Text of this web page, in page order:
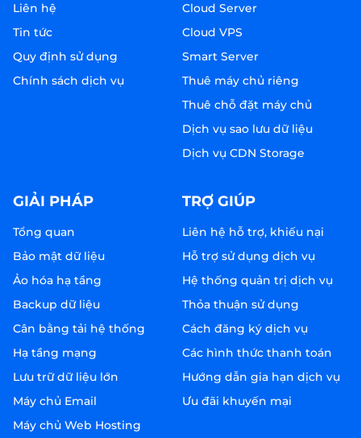
Liên hệ
Tin tức
Quy định sử dụng
Chính sách dịch vụ
Cloud Server
Cloud VPS
Smart Server
Thuê máy chủ riêng
Thuê chỗ đặt máy chủ
Dịch vụ sao lưu dữ liệu
Dịch vụ CDN Storage
GIẢI PHÁP
Tổng quan
Bảo mật dữ liệu
Ảo hóa hạ tầng
Backup dữ liệu
Cân bằng tải hệ thống
Hạ tầng mạng
Lưu trữ dữ liệu lớn
Máy chủ Email
Máy chủ Web Hosting
TRỢ GIÚP
Liên hệ hỗ trợ, khiếu nại
Hỗ trợ sử dụng dịch vụ
Hệ thống quản trị dịch vụ
Thỏa thuận sử dụng
Cách đăng ký dịch vụ
Các hình thức thanh toán
Hướng dẫn gia hạn dịch vụ
Ưu đãi khuyến mại